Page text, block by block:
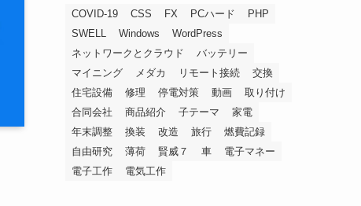
COVID-19 CSS FX PCハード
PHP
SWELL
Windows
WordPress
ネットワークとクラウド
バッテリー
マイニング
メダカ リモート接続
交換
住宅設備
修理 停電対策 動画
取り付け
合同会社
商品紹介 子テーマ
家電
年末調整
換装 改造 旅行
燃費記録
自由研究
薄荷 賢威７ 車
電子マネー
電子工作
電気工作